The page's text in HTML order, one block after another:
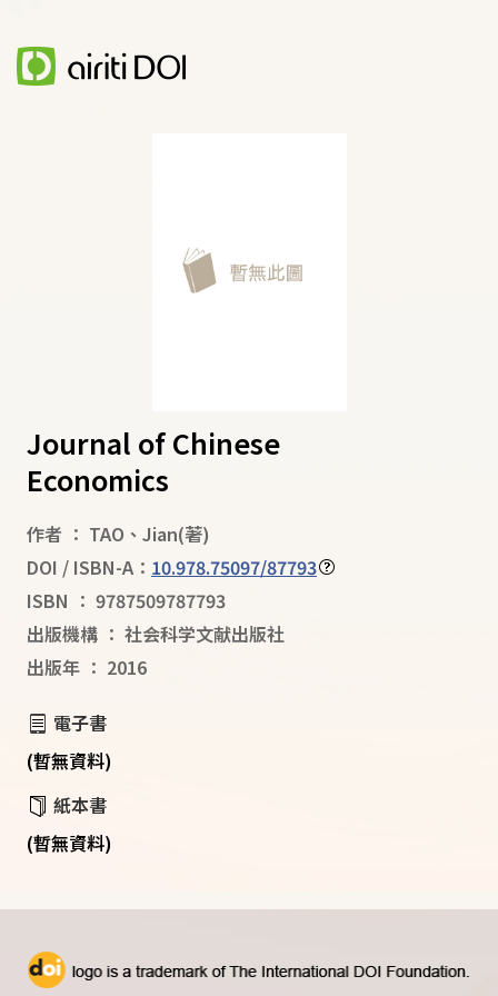
Journal of Chinese
Economics
作者 ： TAO 、 Jian(著)
DOI / ISBN-A： 10.978.75097/87793
ISBN ： 9787509787793
出版機構 ： 社会科学文献出版社
出版年 ： 2016
電子書
(暫無資料)
紙本書
(暫無資料)